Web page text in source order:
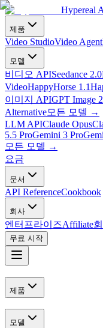
Hypereal
제품
Video StudioVideo Agent
모델
비디오 APISeedance 2.0
VideoHappyHorse 1.1
이미지 APIGPT Image 2
Alternative모든 모델 →
LLM APIClaude Opus
5.5 ProGemini 3 Pro
모든 모델 →
요금
문서
API ReferenceCookbook
회사
엔터프라이즈Affiliate
무료 시작
제품
모델